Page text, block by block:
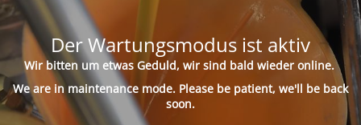
Der Wartungsmodus ist aktiv
Wir bitten um etwas Geduld, wir sind bald wieder online.
We are in maintenance mode. Please be patient, we'll be back
soon.